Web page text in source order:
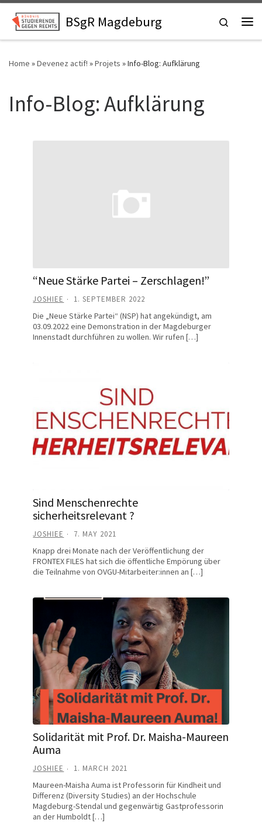
Skip to contentBSgR Magdeburg Search
Home »Devenez actif! »Projets »Info-Blog: Aufklärung
Info-Blog: Aufklärung
“Neue Stärke Partei – Zerschlagen!”
JOSHIEE 1. SEPTEMBER 2022
Die „Neue Stärke Partei“ (NSP) hat angekündigt, am
03.09.2022 eine Demonstration in der Magdeburger
Innenstadt durchführen zu wollen. Wir rufen […]
Sind Menschenrechte
sicherheitsrelevant ?
JOSHIEE 7. MAY 2021
Knapp drei Monate nach der Veröffentlichung der
FRONTEX FILES hat sich die öffentliche Empörung über
die Teilnahme von OVGU-Mitarbeiter:innen an […]
Solidarität mit Prof. Dr. Maisha-Maureen
Auma
JOSHIEE 1. MARCH 2021
Maureen-Maisha Auma ist Professorin für Kindheit und
Differenz (Diversity Studies) an der Hochschule
Magdeburg-Stendal und gegenwärtig Gastprofessorin
an der Humboldt […]